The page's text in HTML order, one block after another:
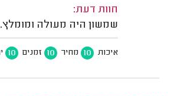
חוות דעת:
שמשון היה מעולה ומומלץ.
איכות 10 מחיר 10 זמנים 10